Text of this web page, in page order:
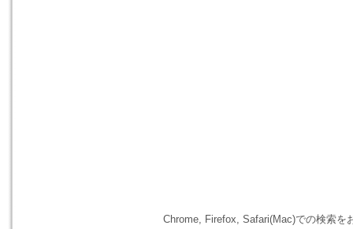
Chrome, Firefox, Safari(Mac)での検索を